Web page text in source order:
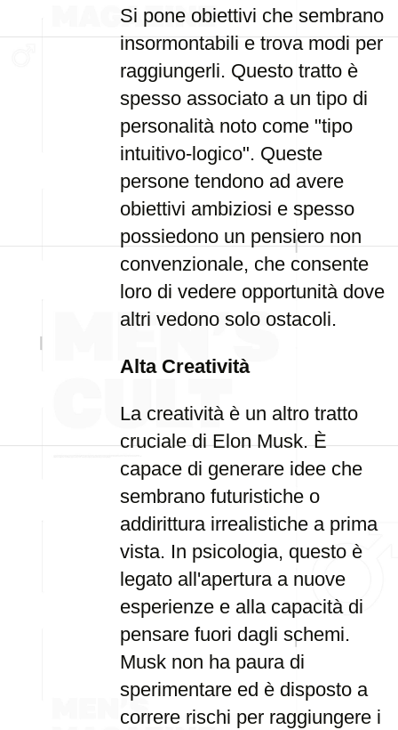
Si pone obiettivi che sembrano
insormontabili e trova modi per
raggiungerli. Questo tratto è
spesso associato a un tipo di
personalità noto come "tipo
intuitivo-logico". Queste
persone tendono ad avere
obiettivi ambiziosi e spesso
possiedono un pensiero non
convenzionale, che consente
loro di vedere opportunità dove
altri vedono solo ostacoli.
Alta Creatività
La creatività è un altro tratto
cruciale di Elon Musk. È
capace di generare idee che
sembrano futuristiche o
addirittura irrealistiche a prima
vista. In psicologia, questo è
legato all'apertura a nuove
esperienze e alla capacità di
pensare fuori dagli schemi.
Musk non ha paura di
sperimentare ed è disposto a
correre rischi per raggiungere i